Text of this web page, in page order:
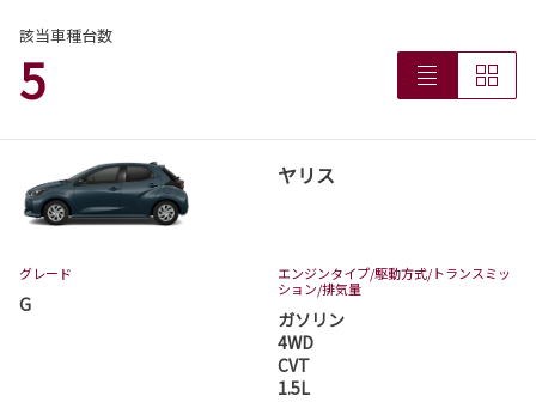
該当車種台数
5
ヤリス
グレード
G
エンジンタイプ/駆動方式/トランスミッ
ション/排気量
ガソリン
4WD
CVT
1.5L